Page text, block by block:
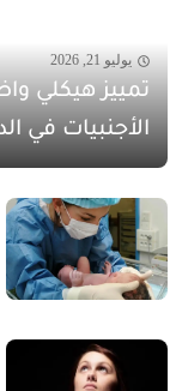
يوليو 21, 2026
تمييز هيكلي
الأجنبيات في